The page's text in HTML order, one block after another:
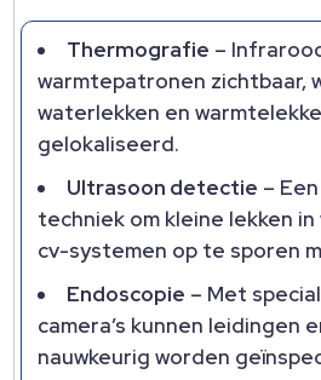
Thermografie –
warmtepatronen zichtbaar,
waterlekken en
gelokaliseerd.​
Ultrasoon detectie –
techniek om kleine lekken
cv-systemen op te sporen
Endoscopie – Met
camera’s kunnen leidingen
nauwkeurig worden